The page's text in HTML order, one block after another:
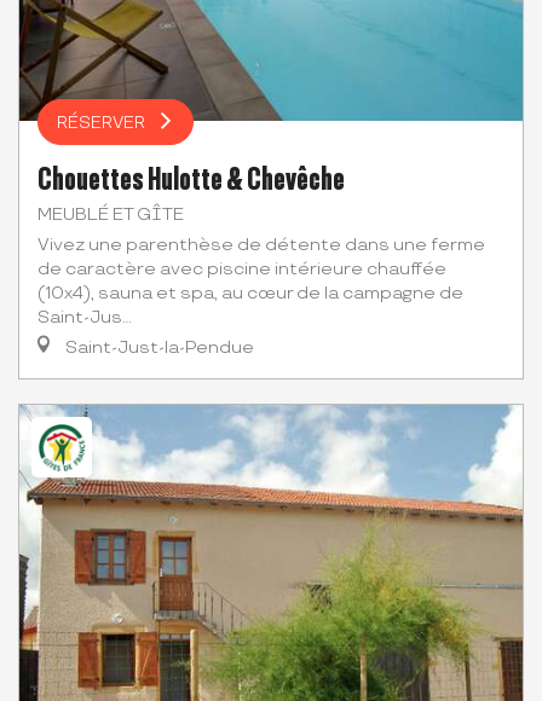
RÉSERVER
Chouettes Hulotte & Chevêche
MEUBLÉ ET GÎTE
Vivez une parenthèse de détente dans une ferme
de caractère avec piscine intérieure chauffée
(10x4), sauna et spa, au cœur de la campagne de
Saint-Jus...
Saint-Just-la-Pendue